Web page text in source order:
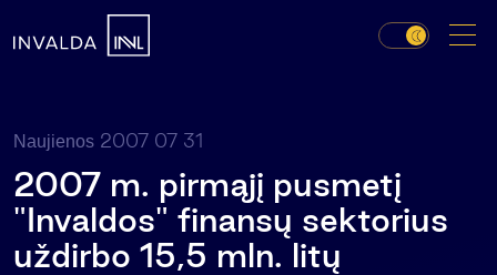
Naujienos 2007 07 31
2007 m. pirmąjį pusmetį
"Invaldos" finansų sektorius
uždirbo 15,5 mln. litų